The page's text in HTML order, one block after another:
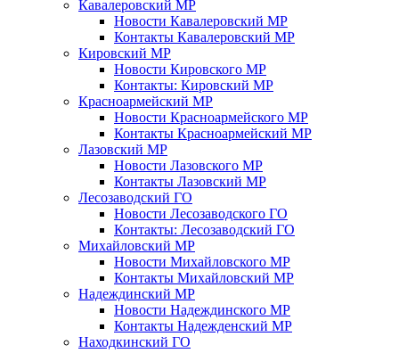
Кавалеровский МР
Новости Кавалеровский МР
Контакты Кавалеровский МР
Кировский МР
Новости Кировского МР
Контакты: Кировский МР
Красноармейский МР
Новости Красноармейского МР
Контакты Красноармейский МР
Лазовский МР
Новости Лазовского МР
Контакты Лазовский МР
Лесозаводский ГО
Новости Лесозаводского ГО
Контакты: Лесозаводский ГО
Михайловский МР
Новости Михайловского МР
Контакты Михайловский МР
Надеждинский МР
Новости Надеждинского МР
Контакты Надежденский МР
Находкинский ГО